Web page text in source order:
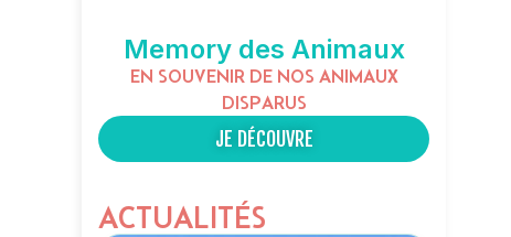
Memory des Animaux
EN SOUVENIR DE NOS ANIMAUX
DISPARUS
JE DÉCOUVRE
ACTUALITÉS